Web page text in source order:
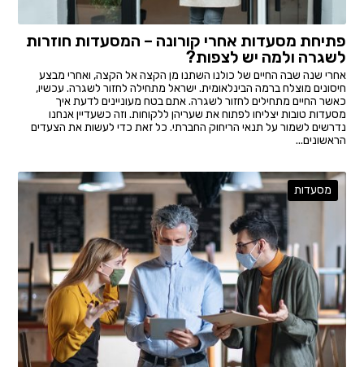
פתיחת מסעדות אחרי קורונה – המסעדות חוזרות
לשגרה ולמה יש לצפות?
אחרי שנה שבה החיים של כולנו השתנו מן הקצה אל הקצה, ואחרי מבצע
חיסונים מוצלח ברמה הבינלאומית. ישראל מתחילה לחזור לשגרה. עכשיו,
כאשר החיים מתחילים לחזור לשגרה. אתם בטח מעוניינים לדעת איך
מסעדות טובות יצליחו לפתוח את שעריהן ללקוחות. וזה כשעדיין אנחנו
נדרשים לשמור על תנאי הריחוק החברתי. כל זאת כדי לעשות את הצעדים
הראשונים...
מסעדות